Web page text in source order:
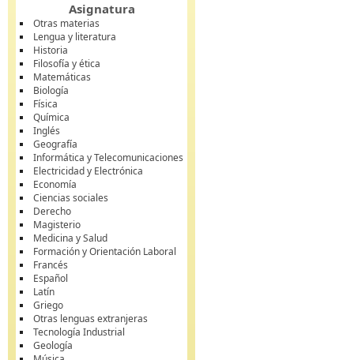
Asignatura
Otras materias
Lengua y literatura
Historia
Filosofía y ética
Matemáticas
Biología
Física
Química
Inglés
Geografía
Informática y Telecomunicaciones
Electricidad y Electrónica
Economía
Ciencias sociales
Derecho
Magisterio
Medicina y Salud
Formación y Orientación Laboral
Francés
Español
Latín
Griego
Otras lenguas extranjeras
Tecnología Industrial
Geología